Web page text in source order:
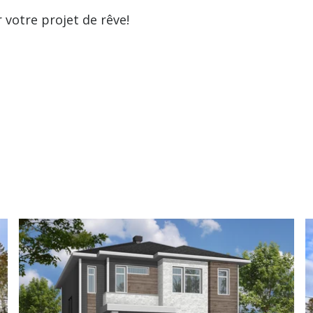
votre projet de rêve!